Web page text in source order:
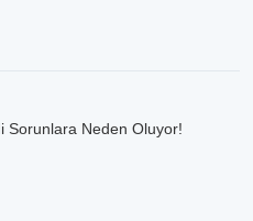
Sorunlara Neden Oluyor!